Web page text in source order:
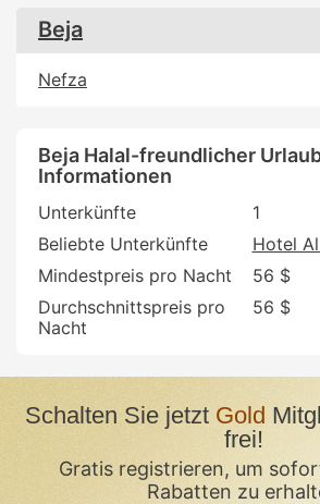
Beja
Nefza
Beja Halal-freundlicher
Informationen
Unterkünfte
1
Beliebte Unterkünfte
Hotel
Mindestpreis pro Nacht
56 $
Durchschnittspreis pro
Nacht
56 $
Schalten Sie jetztGold
frei!
Gratis registrieren, um
Rabatten zu